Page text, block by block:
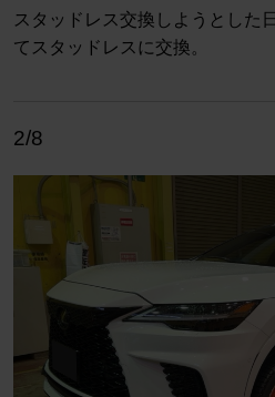
スタッドレス交換しようとした
てスタッドレスに交換。
2/8